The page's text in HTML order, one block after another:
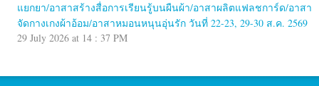
แยกยา/อาสาสร้างสื่อการเรียนรู้บนผืนผ้า/อาสาผลิตแฟลชการ์ด/อาสา
จัดกางเกงผ้าอ้อม/อาสาหมอนหนุนอุ่นรัก วันที่ 22-23, 29-30 ส.ค. 2569
29 July 2026 at 14 : 37 PM